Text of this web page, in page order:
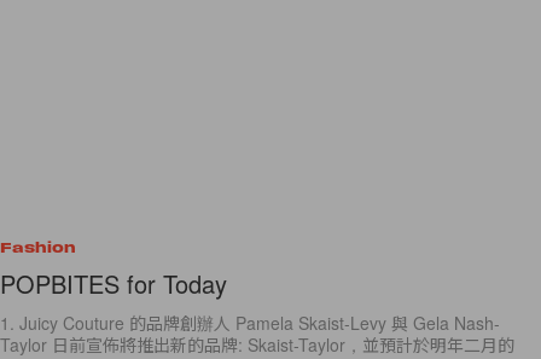
Fashion
POPBITES for Today
1. Juicy Couture 的品牌創辦人 Pamela Skaist-Levy 與 Gela Nash-
Taylor 日前宣佈將推出新的品牌: Skaist-Taylor，並預計於明年二月的